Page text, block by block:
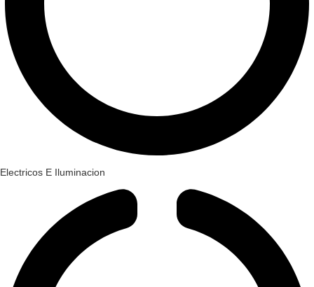
Electricos E Iluminacion